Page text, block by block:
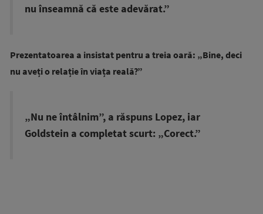
nu înseamnă că este adevărat.”
Prezentatoarea a insistat pentru a treia oară: „Bine, deci
nu aveți o relație în viața reală?”
„Nu ne întâlnim”, a răspuns Lopez, iar
Goldstein a completat scurt: „Corect.”